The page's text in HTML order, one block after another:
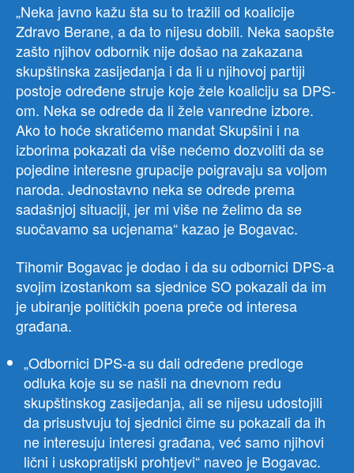
„Neka javno kažu šta su to tražili od koalicije
Zdravo Berane, a da to nijesu dobili. Neka saopšte
zašto njihov odbornik nije došao na zakazana
skupštinska zasijedanja i da li u njihovoj partiji
postoje određene struje koje žele koaliciju sa DPS-
om. Neka se odrede da li žele vanredne izbore.
Ako to hoće skratićemo mandat Skupšini i na
izborima pokazati da više nećemo dozvoliti da se
pojedine interesne grupacije poigravaju sa voljom
naroda. Jednostavno neka se odrede prema
sadašnjoj situaciji, jer mi više ne želimo da se
suočavamo sa ucjenama“ kazao je Bogavac.
Tihomir Bogavac je dodao i da su odbornici DPS-a
svojim izostankom sa sjednice SO pokazali da im
je ubiranje političkih poena preče od interesa
građana.
„Odbornici DPS-a su dali određene predloge
odluka koje su se našli na dnevnom redu
skupštinskog zasijedanja, ali se nijesu udostojili
da prisustvuju toj sjednici čime su pokazali da ih
ne interesuju interesi građana, već samo njihovi
lični i uskopratijski prohtjevi“ naveo je Bogavac.